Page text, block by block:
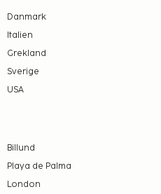
Danmark
Italien
Grekland
Sverige
USA
Billund
Playa de Palma
London